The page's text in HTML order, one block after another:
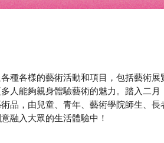
種各樣的藝術活動和項目，包括藝術展
人能夠親身體驗藝術的魅力。踏入二月
品，由兒童、青年、藝術學院師生、 長
融入大眾的生活體驗中！